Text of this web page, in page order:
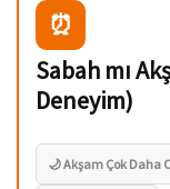
⏰
Sabah mı
Deneyim)
🌙 Akşam Çok Daha